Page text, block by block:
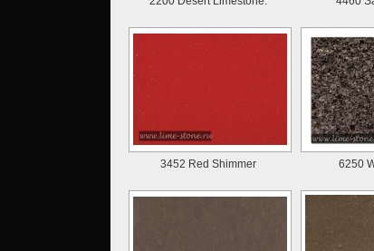
3452 Red Shimmer 6250